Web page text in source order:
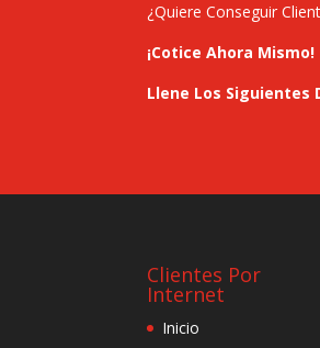
¿Quiere Conseguir
¡Cotice Ahora Mismo!
Llene Los Siguientes
Clientes Por
Internet
Inicio